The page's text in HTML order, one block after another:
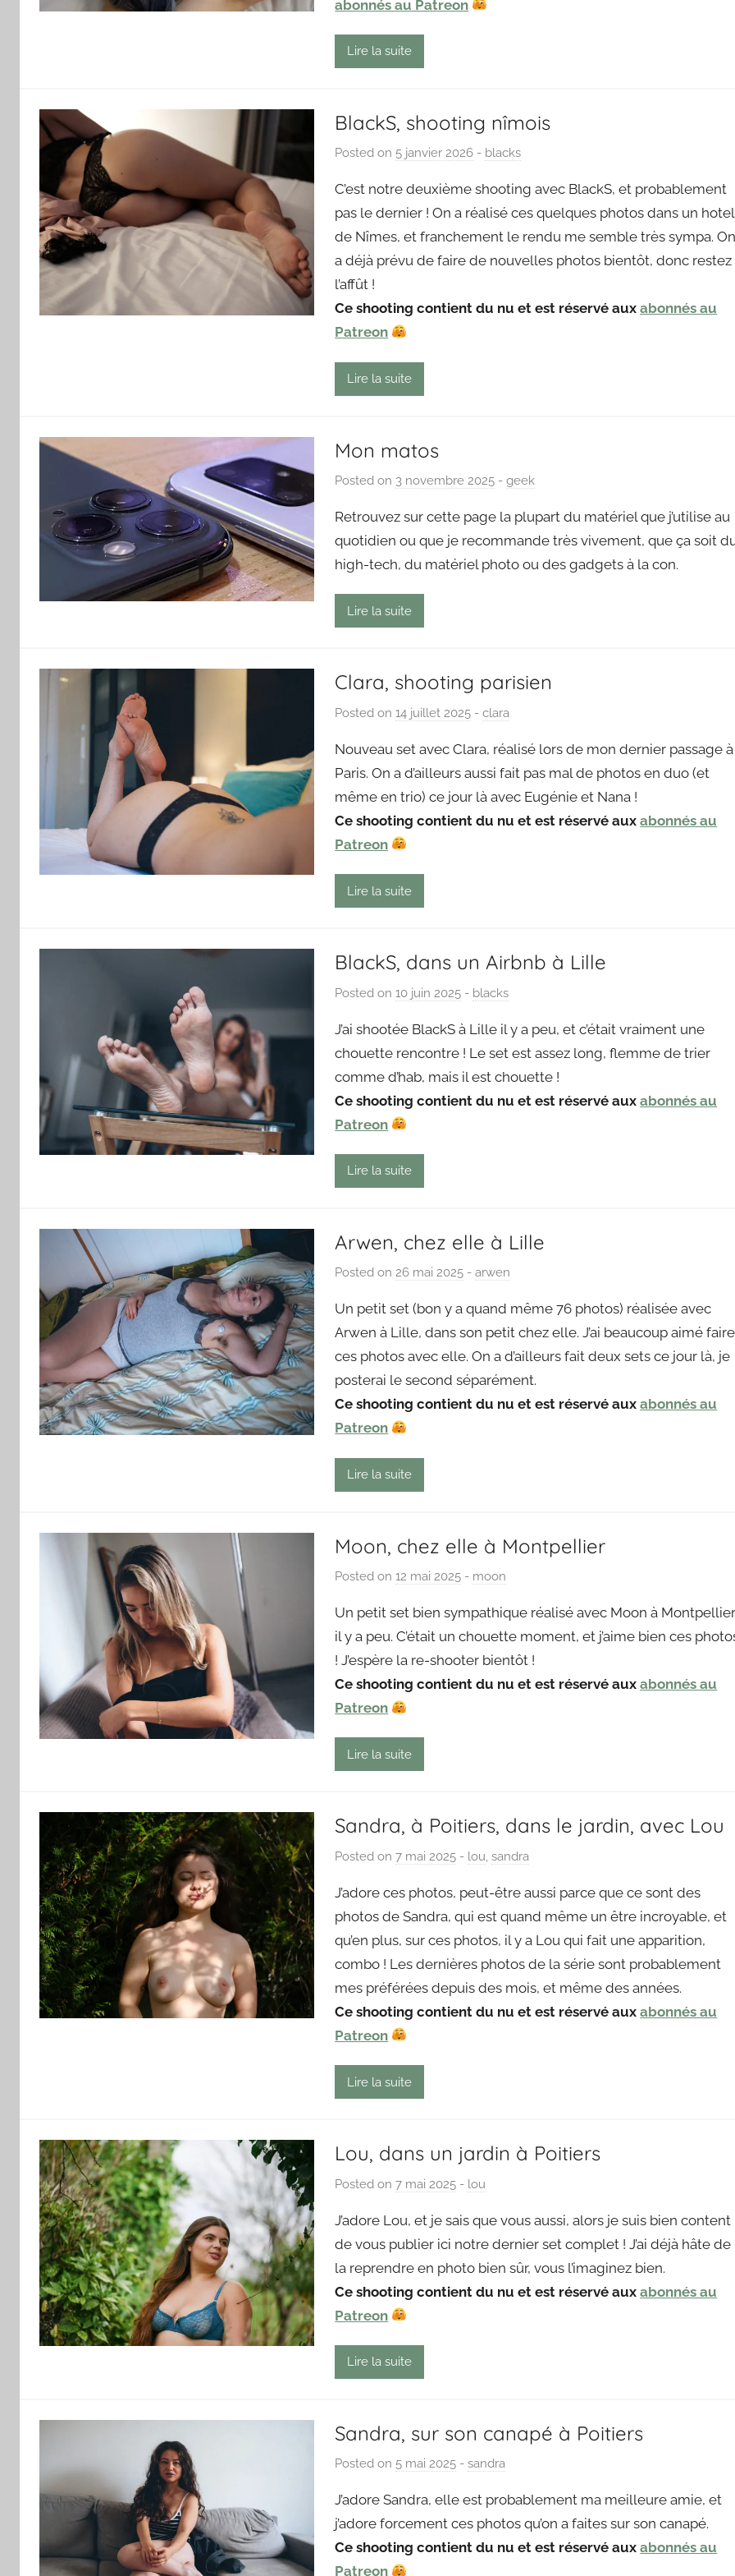
abonnés au Patreon
Lire la suite
BlackS, shooting nîmois
Posted on 5 janvier 2026 b
P
a
i
n
o
- blacks
C’est notre deuxième shooting avec BlackS, et probablement
pas le dernier ! On a réalisé ces quelques photos dans un hotel
de Nîmes, et franchement le rendu me semble très sympa.
a déjà prévu de faire de nouvelles photos bientôt, donc restez
l’affût !
Ce shooting contient du nu et est réservé auxabonnés au
Patreon
Lire la suite
Mon matos
Posted on 3 novembre 2025 b
P
a
i
-geek
Retrouvez sur cette page la plupart du matériel que j’utilise au
quotidien ou que je recommande très vivement, que ça soit
high-tech, du matériel photo ou des gadgets à la con.
Lire la suite
Clara, shooting parisien
Posted on14 juillet 2025 b
P
a
i
n
-clara
Nouveau set avec Clara, réalisé lors de mon dernier passage à
Paris. On a d’ailleurs aussi fait pas mal de photos en duo (et
même en trio) ce jour là avec Eugénie et Nana !
Ce shooting contient du nu et est réservé auxabonnés au
Patreon
Lire la suite
BlackS, dans un Airbnb à Lille
Posted on10 juin 2025 b
P
a
i
n
- blacks
J’ai shootée BlackS à Lille il y a peu, et c’était vraiment une
chouette rencontre ! Le set est assez long, flemme de trier
comme d’hab, mais il est chouette !
Ce shooting contient du nu et est réservé auxabonnés au
Patreon
Lire la suite
Arwen, chez elle à Lille
Posted on26 mai 2025 b
P
a
i
n
g
-arwen
Un petit set (bon y a quand même 76 photos) réalisée avec
Arwen à Lille, dans son petit chez elle. J’ai beaucoup aimé faire
ces photos avec elle. On a d’ailleurs fait deux sets ce jour là, je
posterai le second séparément.
Ce shooting contient du nu et est réservé auxabonnés au
Patreon
Lire la suite
Moon, chez elle à Montpellier
Posted on12 mai 2025 b
P
a
i
n
- moon
Un petit set bien sympathique réalisé avec Moon à
il y a peu. C’était un chouette moment, et j’aime bien ces
! J’espère la re-shooter bientôt !
Ce shooting contient du nu et est réservé auxabonnés au
Patreon
Lire la suite
Sandra, à Poitiers, dans le jardin, avec Lou
Posted on7 mai 2025 b
P
a
i
n
g
o
- lou,sandra
J’adore ces photos, peut-être aussi parce que ce sont des
photos de Sandra, qui est quand même un être incroyable, et
qu’en plus, sur ces photos, il y a Lou qui fait une apparition,
combo ! Les dernières photos de la série sont probablement
mes préférées depuis des mois, et même des années.
Ce shooting contient du nu et est réservé auxabonnés au
Patreon
Lire la suite
Lou, dans un jardin à Poitiers
Posted on7 mai 2025 b
P
a
i
n
- lou
J’adore Lou, et je sais que vous aussi, alors je suis bien content
de vous publier ici notre dernier set complet ! J’ai déjà hâte de
la reprendre en photo bien sûr, vous l’imaginez bien.
Ce shooting contient du nu et est réservé auxabonnés au
Patreon
Lire la suite
Sandra, sur son canapé à Poitiers
Posted on 5 mai 2025 b
P
a
i
-sandra
J’adore Sandra, elle est probablement ma meilleure amie, et
j’adore forcement ces photos qu’on a faites sur son canapé.
Ce shooting contient du nu et est réservé auxabonnés au
Patreon